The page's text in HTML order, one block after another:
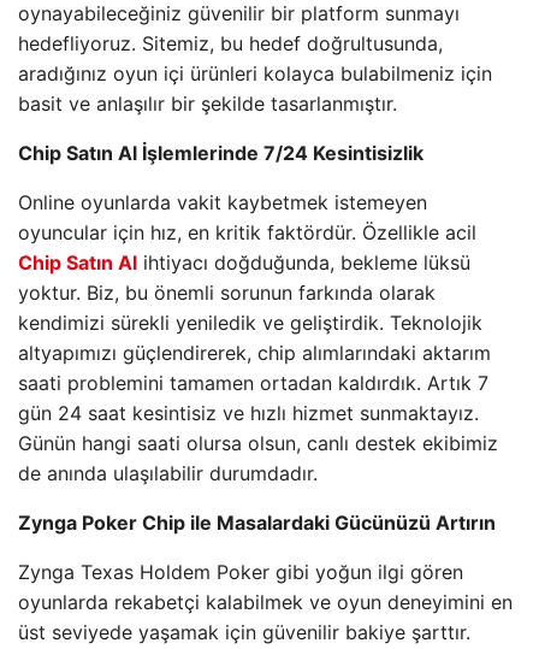
oynayabileceğiniz güvenilir bir platform sunmayı
hedefliyoruz. Sitemiz, bu hedef doğrultusunda,
aradığınız oyun içi ürünleri kolayca bulabilmeniz için
basit ve anlaşılır bir şekilde tasarlanmıştır.
Chip Satın Al İşlemlerinde 7/24 Kesintisizlik
Online oyunlarda vakit kaybetmek istemeyen
oyuncular için hız, en kritik faktördür. Özellikle acil
Chip Satın Al ihtiyacı doğduğunda, bekleme lüksü
yoktur. Biz, bu önemli sorunun farkında olarak
kendimizi sürekli yeniledik ve geliştirdik. Teknolojik
altyapımızı güçlendirerek, chip alımlarındaki aktarım
saati problemini tamamen ortadan kaldırdık. Artık 7
gün 24 saat kesintisiz ve hızlı hizmet sunmaktayız.
Günün hangi saati olursa olsun, canlı destek ekibimiz
de anında ulaşılabilir durumdadır.
Zynga Poker Chip ile Masalardaki Gücünüzü Artırın
Zynga Texas Holdem Poker gibi yoğun ilgi gören
oyunlarda rekabetçi kalabilmek ve oyun deneyimini en
üst seviyede yaşamak için güvenilir bakiye şarttır.